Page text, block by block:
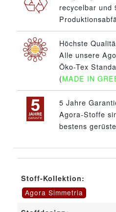
recycelbar und
Höchste
Alle unsere
Öko-Tex
(MADE IN
5 Jahre
Agora-Stoffe
bestens
Stoff-Kollektion:
Agora Simmetria